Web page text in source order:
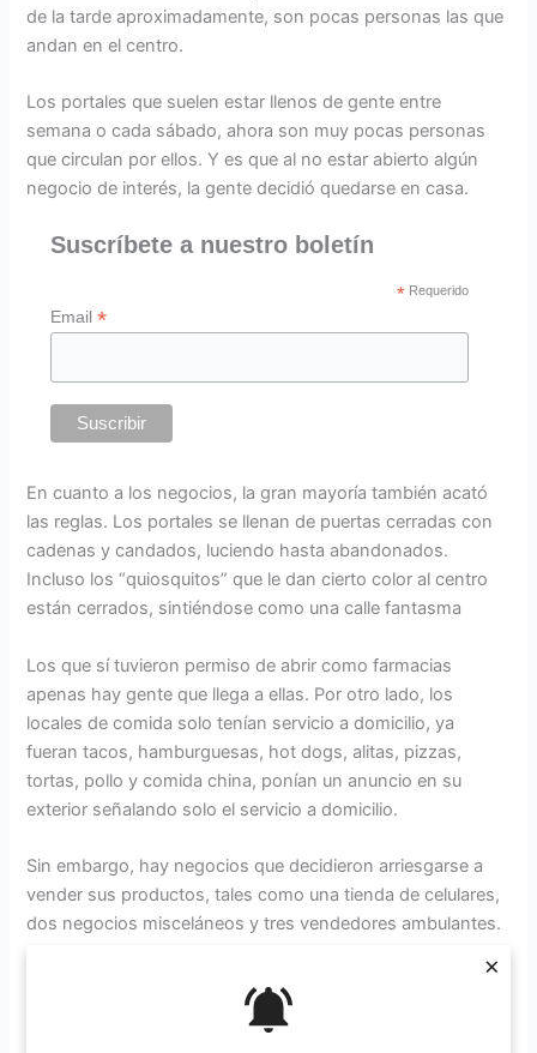
×
de la tarde aproximadamente, son pocas personas las que
andan en el centro.
Los portales que suelen estar llenos de gente entre
semana o cada sábado, ahora son muy pocas personas
que circulan por ellos. Y es que al no estar abierto algún
negocio de interés, la gente decidió quedarse en casa.
Suscríbete a nuestro boletín
* Requerido
Email*
En cuanto a los negocios, la gran mayoría también acató
las reglas. Los portales se llenan de puertas cerradas con
cadenas y candados, luciendo hasta abandonados.
Incluso los “quiosquitos” que le dan cierto color al centro
están cerrados, sintiéndose como una calle fantasma
Los que sí tuvieron permiso de abrir como farmacias
apenas hay gente que llega a ellas. Por otro lado, los
locales de comida solo tenían servicio a domicilio, ya
fueran tacos, hamburguesas, hot dogs, alitas, pizzas,
tortas, pollo y comida china, ponían un anuncio en su
exterior señalando solo el servicio a domicilio.
Sin embargo, hay negocios que decidieron arriesgarse a
vender sus productos, tales como una tienda de celulares,
dos negocios misceláneos y tres vendedores ambulantes.
María. Con su carrito de venta de frutas, teniendo
conocimiento de la disposición del gobierno estatal, se